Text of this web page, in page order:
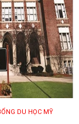
DU HỌC MỸ